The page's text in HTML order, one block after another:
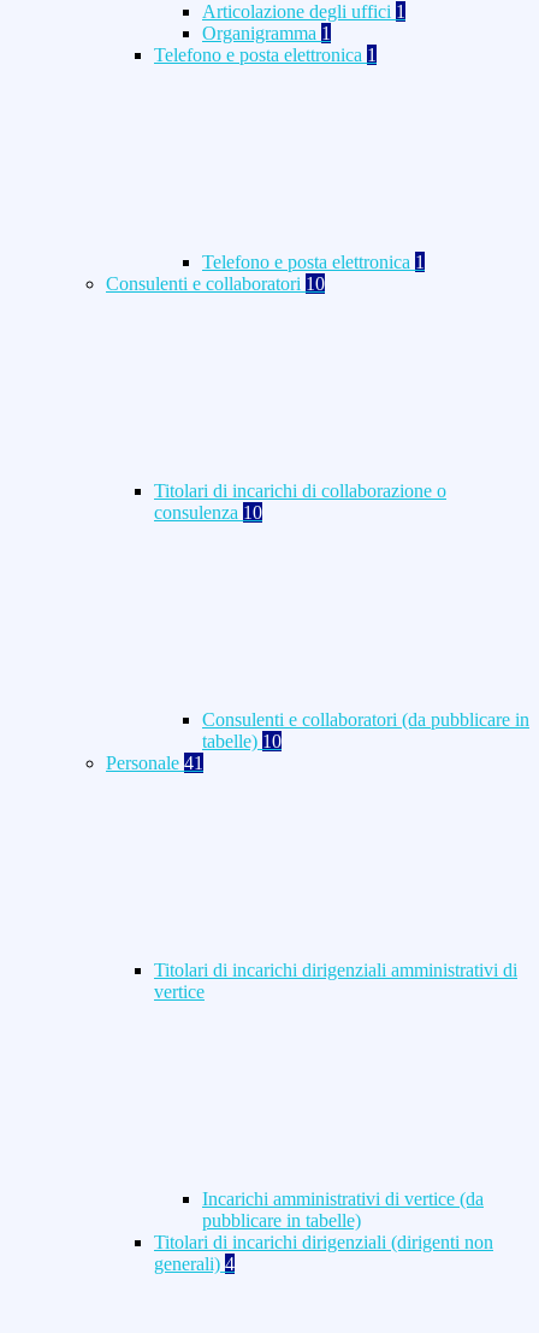
Articolazione degli uffici 1
Organigramma 1
Telefono e posta elettronica 1
Telefono e posta elettronica 1
Consulenti e collaboratori 10
Titolari di incarichi di collaborazione o
consulenza 10
Consulenti e collaboratori (da pubblicare in
tabelle) 10
Personale 41
Titolari di incarichi dirigenziali amministrativi di
vertice
Incarichi amministrativi di vertice (da
pubblicare in tabelle)
Titolari di incarichi dirigenziali (dirigenti non
generali) 4